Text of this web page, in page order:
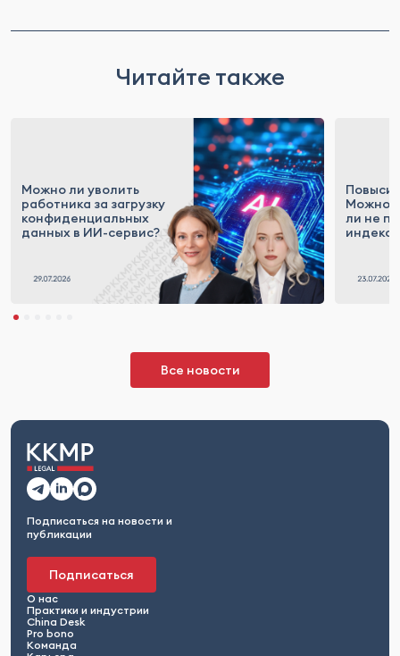
Читайте также
Можно ли уволить
работника за загрузку
конфиденциальных
данных в ИИ-сервис?
Можно
ли не
Все новости
Подписаться на новости и
публикации
Подписаться
О нас
Практики и индустрии
China Desk
Pro bono
Команда